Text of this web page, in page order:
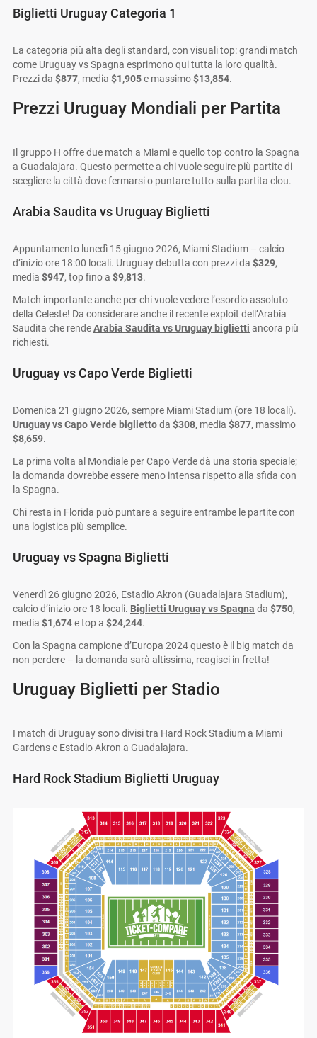
Biglietti Uruguay Categoria 1
La categoria più alta degli standard, con visuali top: grandi match
come Uruguay vs Spagna esprimono qui tutta la loro qualità.
Prezzi da $877, media $1,905e massimo$13,854.
Prezzi Uruguay Mondiali per Partita
Il gruppo H offre due match a Miami e quello top contro la Spagna
a Guadalajara. Questo permette a chi vuole seguire più partite di
scegliere la città dove fermarsi o puntare tutto sulla partita clou.
Arabia Saudita vs Uruguay Biglietti
Appuntamento lunedì 15 giugno 2026, Miami Stadium – calcio
d’inizio ore 18:00 locali. Uruguay debutta con prezzi da $329,
media $947, top fino a $9,813.
Match importante anche per chi vuole vedere l’esordio assoluto
della Celeste! Da considerare anche il recente exploit dell’Arabia
Saudita che rendeArabia Saudita vs Uruguay biglietti ancora più
richiesti.
Uruguay vs Capo Verde Biglietti
Domenica 21 giugno 2026, sempre Miami Stadium (ore 18 locali).
Uruguay vs Capo Verde bigliettoda $308, media $877, massimo
$8,659.
La prima volta al Mondiale per Capo Verde dà una storia speciale;
la domanda dovrebbe essere meno intensa rispetto alla sfida con
la Spagna.
Chi resta in Florida può puntare a seguire entrambe le partite con
una logistica più semplice.
Uruguay vs Spagna Biglietti
Venerdì 26 giugno 2026, Estadio Akron (Guadalajara Stadium),
calcio d’inizio ore 18 locali. Biglietti Uruguay vs Spagna da $750,
media $1,674e top a $24,244.
Con la Spagna campione d’Europa 2024 questo è il big match da
non perdere – la domanda sarà altissima, reagisci in fretta!
Uruguay Biglietti per Stadio
I match di Uruguay sono divisi tra Hard Rock Stadium a Miami
Gardens e Estadio Akron a Guadalajara.
Hard Rock Stadium Biglietti Uruguay